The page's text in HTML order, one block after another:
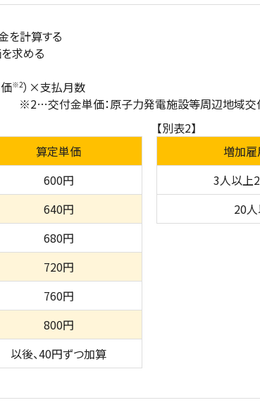
計算する
求める
※2）×支払月数
交付金単価：原子力発電施設等周辺地域交
算定単価
600円
640円
680円
720円
760円
800円
以後、40円ずつ加算
【別表2】
増加
3人以上
20